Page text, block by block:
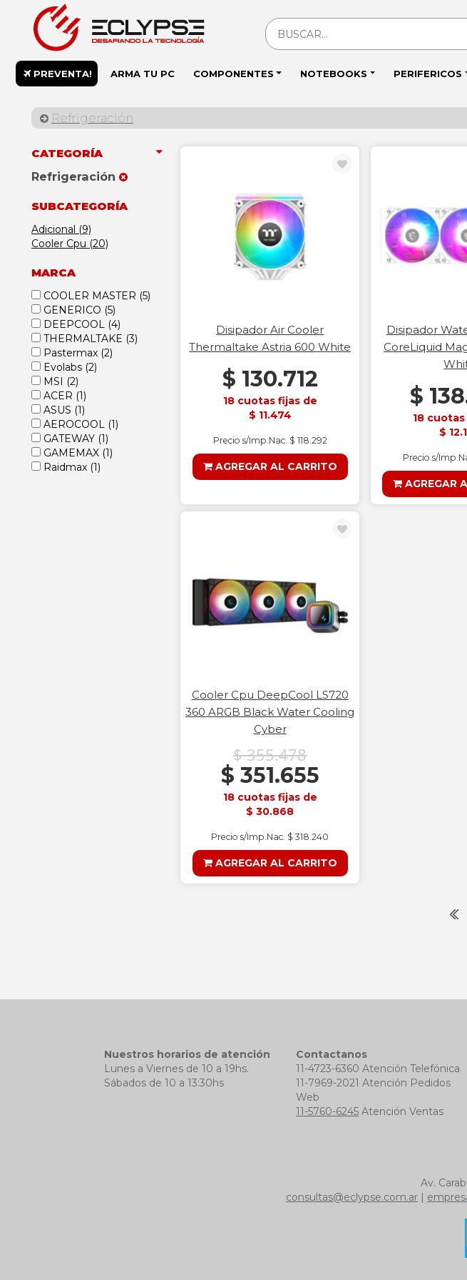
PREVENTA! ARMA TU PC COMPONENTES NOTEBOOKS PERIFERICOS
Refrigeración
CATEGORÍA
Refrigeración
SUBCATEGORÍA
Adicional (9)
Cooler Cpu (20)
MARCA
COOLER MASTER (5)
GENERICO (5)
DEEPCOOL (4)
THERMALTAKE (3)
Pastermax (2)
Evolabs (2)
MSI (2)
ACER (1)
ASUS (1)
AEROCOOL (1)
GATEWAY (1)
GAMEMAX (1)
Raidmax (1)
Disipador Air Cooler
Thermaltake Astria 600 White
$ 130.712
18 cuotas fijas de
$ 11.474
Precio s/Imp.Nac. $ 118.292
AGREGAR AL CARRITO
Disipador
CoreLiquid
$
18
$
Precio s/
AGREGAR
Cooler Cpu DeepCool LS720
360 ARGB Black Water Cooling
Cyber
$ 355.478
$ 351.655
18 cuotas fijas de
$ 30.868
Precio s/Imp.Nac. $ 318.240
AGREGAR AL CARRITO
Nuestros horarios de atención
Lunes a Viernes de 10 a 19hs.
Sábados de 10 a 13:30hs
Contactanos
11-4723-6360 Atención Telefónica
11-7969-2021 Atención Pedidos
Web
11-5760-6245 Atención Ventas
Av.
consultas@eclypse.com.ar |